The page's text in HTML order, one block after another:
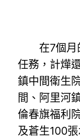
在7個月的
任務，計燁
鎮中間衛生
間、阿里河
倫春旗福利
及蒼生100